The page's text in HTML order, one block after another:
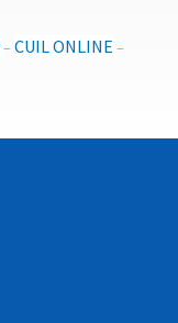
– CUIL ONLINE –